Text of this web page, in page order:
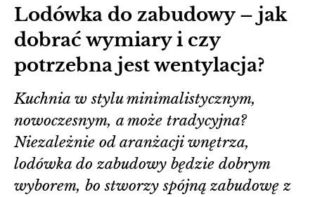
Lodówka do zabudowy – jak
dobrać wymiary i czy
potrzebna jest wentylacja?
Kuchnia w stylu minimalistycznym,
nowoczesnym, a może tradycyjna?
Niezależnie od aranżacji wnętrza,
lodówka do zabudowy będzie dobrym
wyborem, bo stworzy spójną zabudowę z